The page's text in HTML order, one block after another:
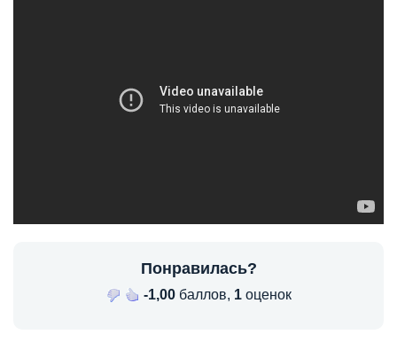
Понравилась?
-1,00баллов, 1оценок